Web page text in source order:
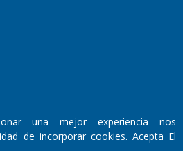
una mejor experiencia nos
de incorporar cookies. Acepta El